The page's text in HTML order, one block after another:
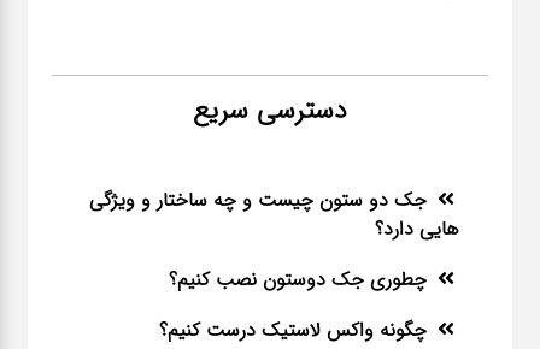
دسترسی سریع
جک دو ستون چیست و چه ساختار و ویژگی
هایی دارد؟
چطوری جک دوستون نصب کنیم؟
چگونه واکس لاستیک درست کنیم؟